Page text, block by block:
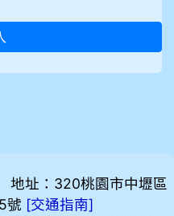
址：320桃園市中壢區
號 [交通指南]